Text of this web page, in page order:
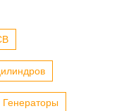
Генераторы